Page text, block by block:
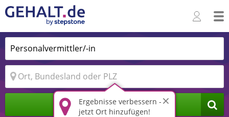
Ergebnisse verbessern -
jetzt Ort hinzufügen!
Jobs finden